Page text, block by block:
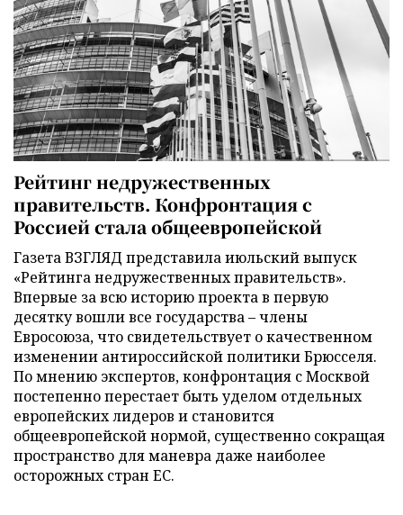
Рейтинг недружественных
правительств. Конфронтация с
Россией стала общеевропейской
Газета ВЗГЛЯД представила июльский выпуск
«Рейтинга недружественных правительств».
Впервые за всю историю проекта в первую
десятку вошли все государства – члены
Евросоюза, что свидетельствует о качественном
изменении антироссийской политики Брюсселя.
По мнению экспертов, конфронтация с Москвой
постепенно перестает быть уделом отдельных
европейских лидеров и становится
общеевропейской нормой, существенно сокращая
пространство для маневра даже наиболее
осторожных стран ЕС.